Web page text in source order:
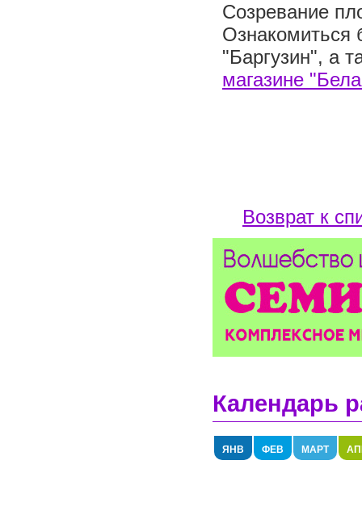
Созревание
Ознакомиться
"Баргузин", а
магазине
Возврат к
Календарь
ЯНВ ФЕВ МАРТ